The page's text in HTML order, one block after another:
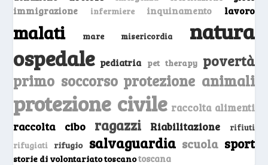
immigrazione infermiere inquinamento lavoro
malati mare misericordia natura
ospedale pediatria pet therapy povertà
primo soccorso protezione animali
protezione civile raccolta alimenti
raccolta cibo ragazzi Riabilitazione
rifiuti
rifugiati
rifugio salvaguardia scuola sport
storie di volontariato toscanotoscana